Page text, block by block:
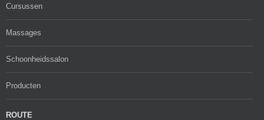
Cursussen
Massages
Schoonheidssalon
Producten
ROUTE